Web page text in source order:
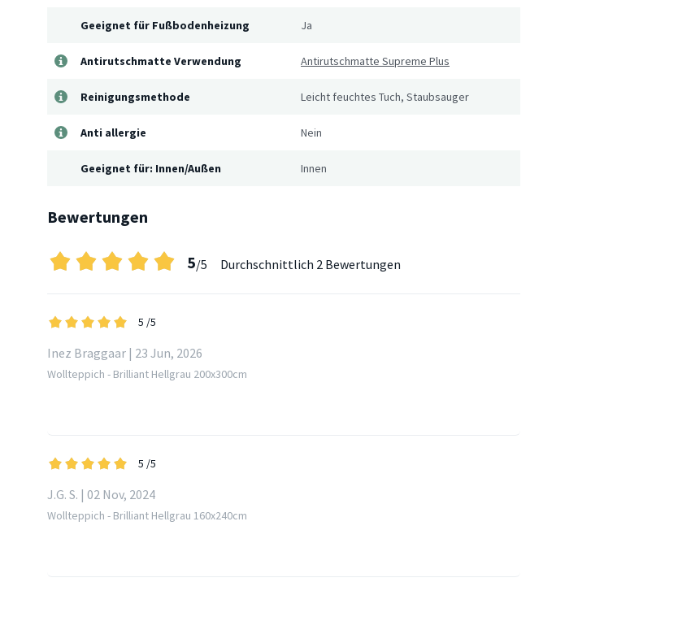
Geeignet für Fußbodenheizung Ja
Antirutschmatte Verwendung Antirutschmatte Supreme Plus
Reinigungsmethode Leicht feuchtes Tuch, Staubsauger
Anti allergie Nein
Geeignet für: Innen/Außen Innen
Bewertungen
5/5 Durchschnittlich 2 Bewertungen
5 /5
Inez Braggaar | 23 Jun, 2026
Wollteppich - Brilliant Hellgrau 200x300cm
5 /5
J.G. S. | 02 Nov, 2024
Wollteppich - Brilliant Hellgrau 160x240cm